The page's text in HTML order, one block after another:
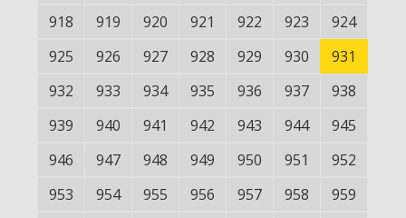
918
919 920 921 922 923
924
925
926 927 928 929 930
931
932
933 934 935 936 937
938
939
940 941 942 943 944
945
946
947 948 949 950 951
952
953
954 955 956 957 958
959